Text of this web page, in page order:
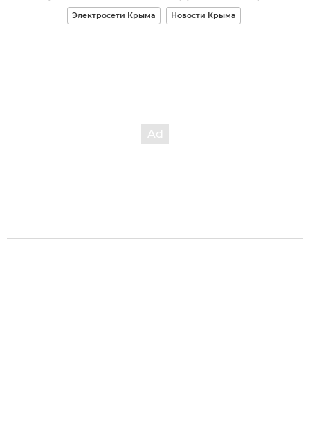
Электросети Крыма Новости Крыма